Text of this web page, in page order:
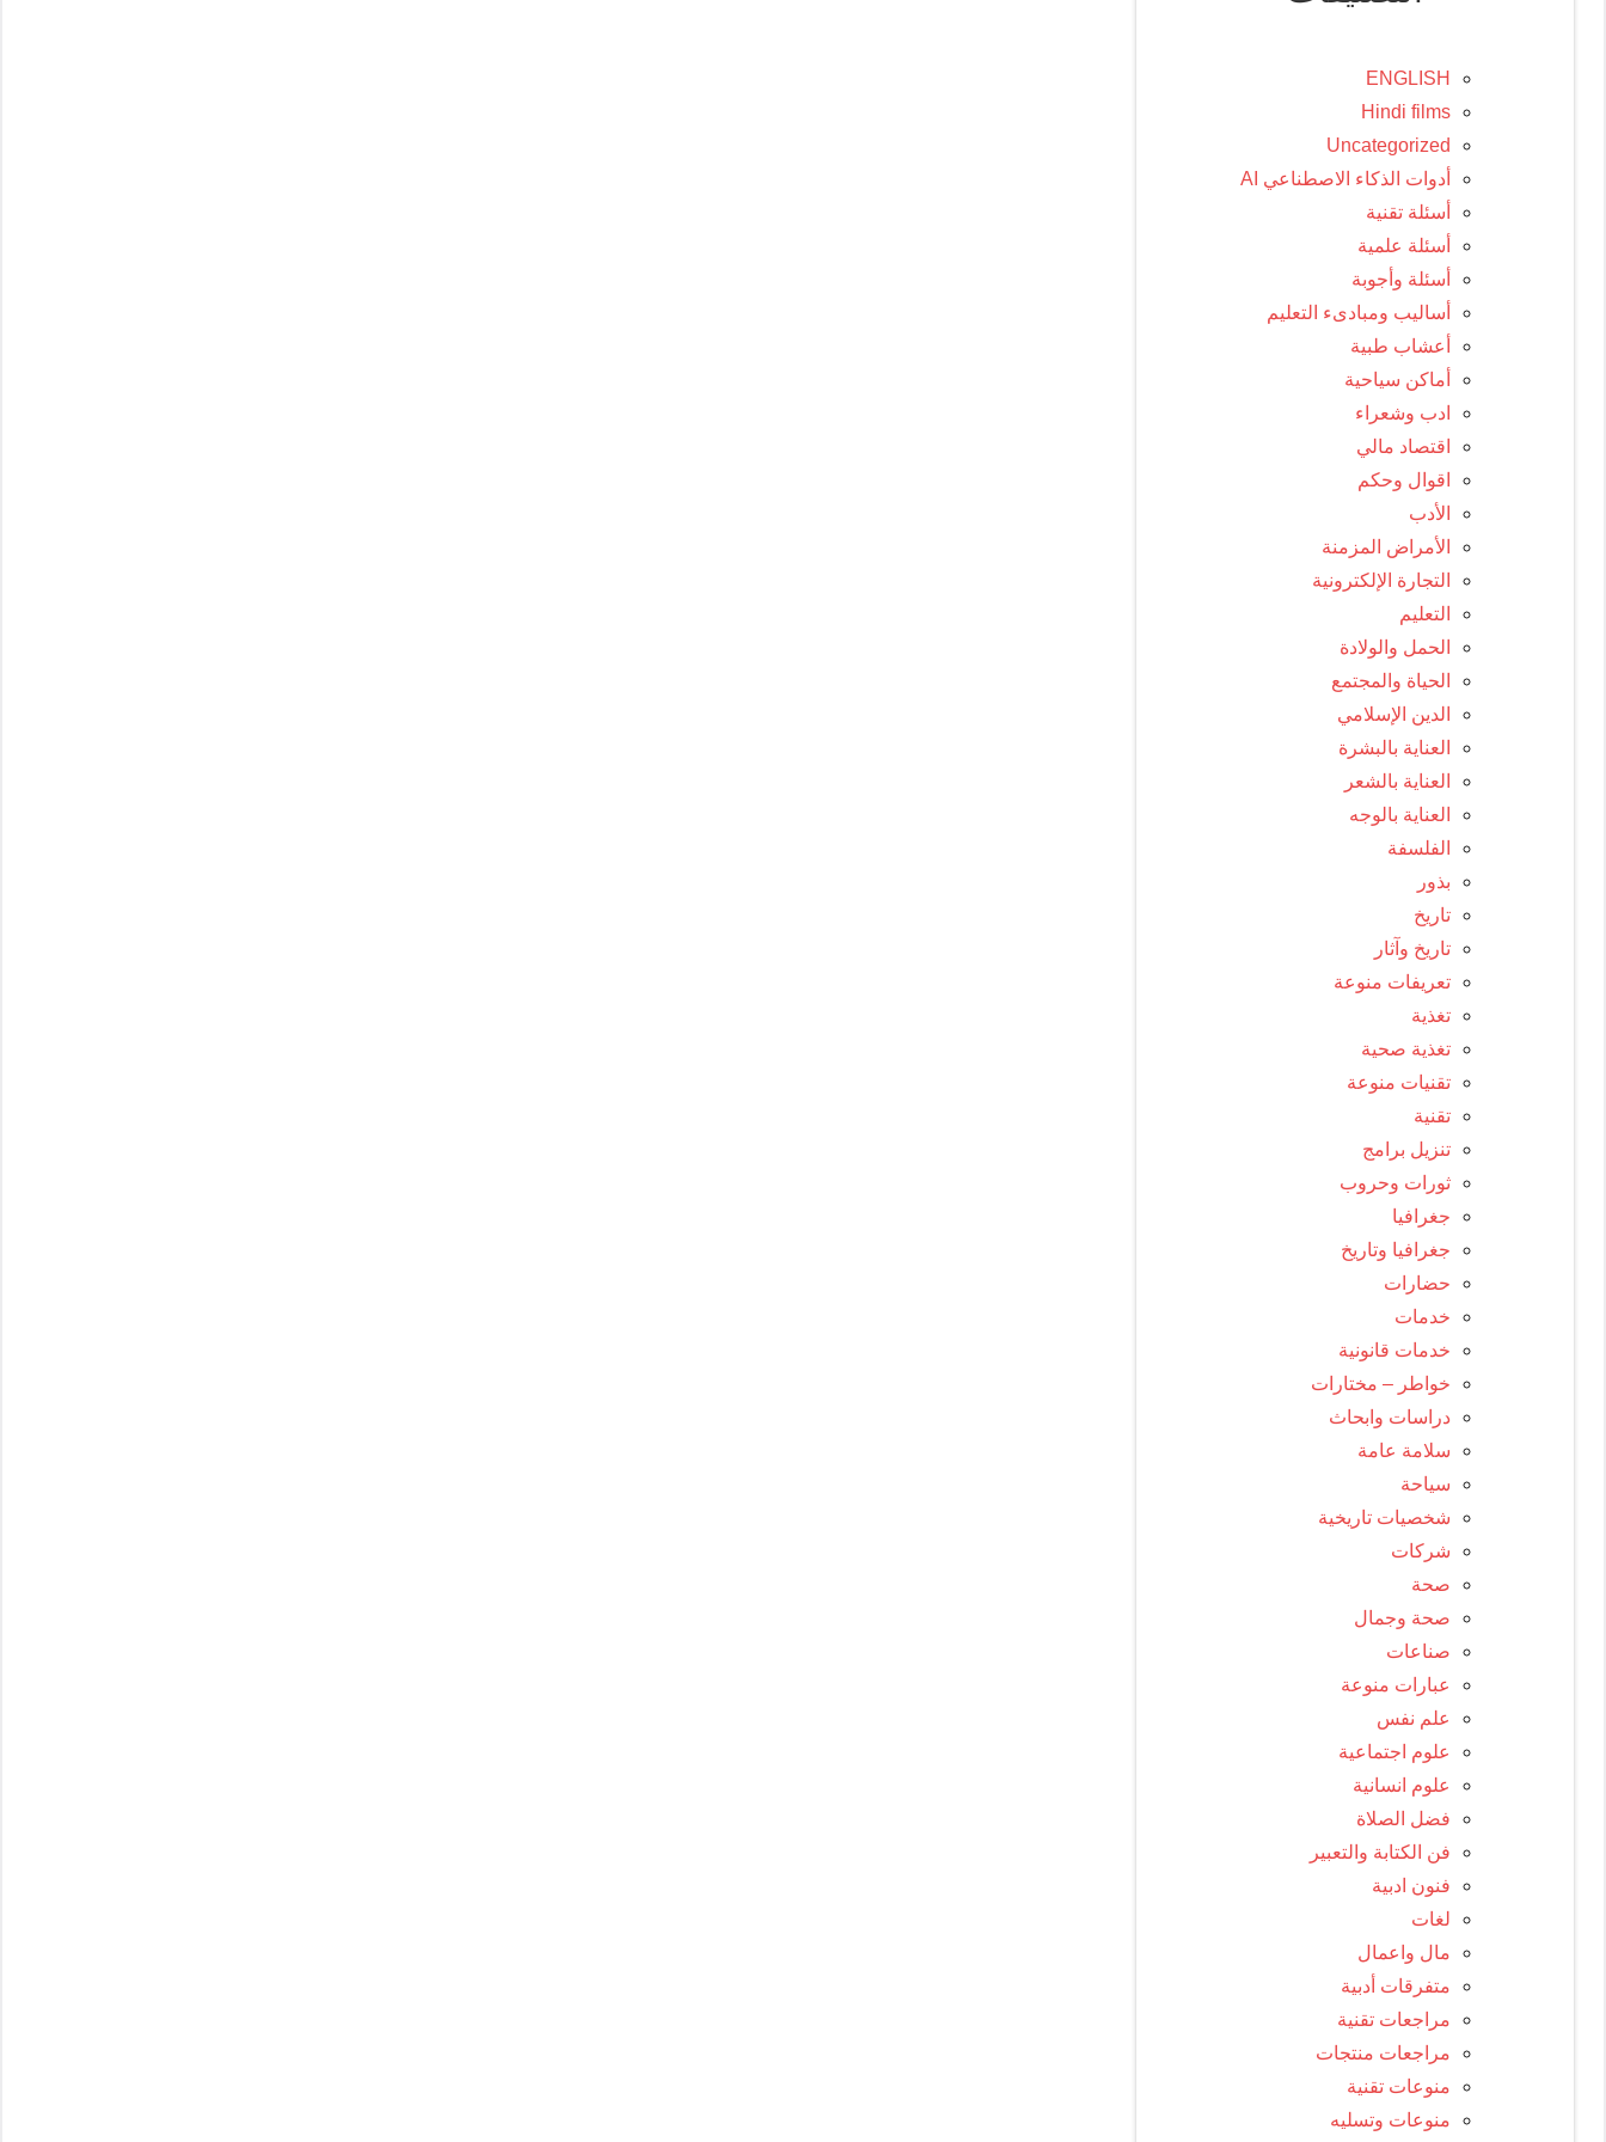
ENGLISH
Hindi films
Uncategorized
أدوات الذكاء الاصطناعي AI
أسئلة تقنية
أسئلة علمية
أسئلة وأجوبة
أساليب ومبادىء التعليم
أعشاب طبية
أماكن سياحية
ادب وشعراء
اقتصاد مالي
اقوال وحكم
الأدب
الأمراض المزمنة
التجارة الإلكترونية
التعليم
الحمل والولادة
الحياة والمجتمع
الدين الإسلامي
العناية بالبشرة
العناية بالشعر
العناية بالوجه
الفلسفة
بذور
تاريخ
تاريخ وآثار
تعريفات منوعة
تغذية
تغذية صحية
تقنيات منوعة
تقنية
تنزيل برامج
ثورات وحروب
جغرافيا
جغرافيا وتاريخ
حضارات
خدمات
خدمات قانونية
خواطر – مختارات
دراسات وابحاث
سلامة عامة
سياحة
شخصيات تاريخية
شركات
صحة
صحة وجمال
صناعات
عبارات منوعة
علم نفس
علوم اجتماعية
علوم انسانية
فضل الصلاة
فن الكتابة والتعبير
فنون ادبية
لغات
مال واعمال
متفرقات أدبية
مراجعات تقنية
مراجعات منتجات
منوعات تقنية
منوعات وتسليه